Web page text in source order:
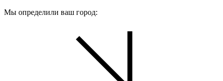
Мы определили ваш город: